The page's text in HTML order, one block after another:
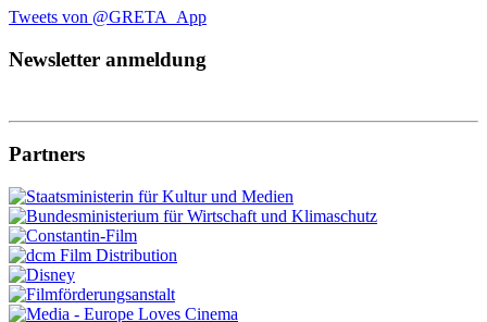
Tweets von @GRETA_App
Newsletter anmeldung
Partners